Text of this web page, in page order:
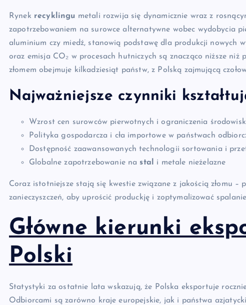
Rynek recyklingu metali rozwija się dynamicznie wraz z
zapotrzebowaniem na surowce alternatywne wobec wydobycia
aluminium czy miedź, stanowią podstawę dla produkcji nowych
oraz emisja CO₂ w procesach hutniczych są znacząco niższe
złomem obejmuje kilkadziesiąt państw, z Polską zajmującą
Najważniejsze czynniki
Wzrost cen surowców pierwotnych i ograniczenia
Polityka gospodarcza i cła importowe w państwach
Dostępność zaawansowanych technologii sortowania i
Globalne zapotrzebowanie na stal i metale nieżelazne
Coraz istotniejsze stają się kwestie związane z jakością złomu
zanieczyszczeń, aby uprościć produckję i zoptymalizować
Główne kierunki
Polski
Statystyki za ostatnie lata wskazują, że Polska eksportuje
Odbiorcami są zarówno kraje europejskie, jak i państwa